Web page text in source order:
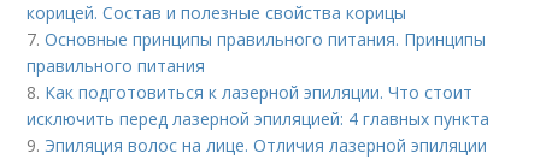
корицей. Состав и полезные свойства корицы
7.Основные принципы правильного питания. Принципы
правильного питания
8. Как подготовиться к лазерной эпиляции. Что стоит
исключить перед лазерной эпиляцией: 4 главных пункта
9. Эпиляция волос на лице. Отличия лазерной эпиляции